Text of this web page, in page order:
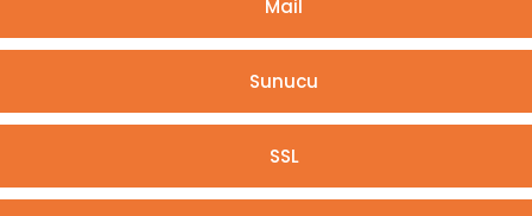
Mail
Sunucu
SSL